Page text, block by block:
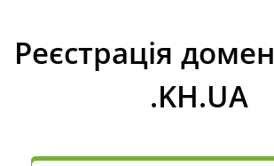
Реєстрація
.KH.UA